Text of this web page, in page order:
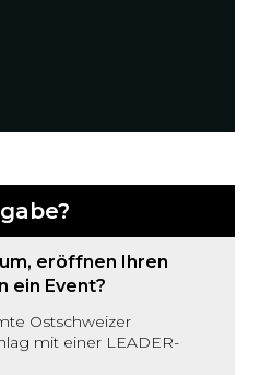
eröffnen Ihren
ein Event?
Ostschweizer
mit einer LEADER-